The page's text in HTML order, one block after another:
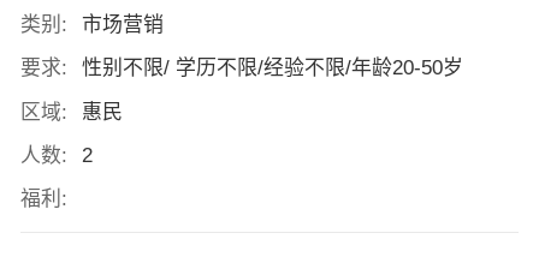
类别:
市场营销
要求:
性别不限/ 学历不限/经验不限/年龄20-50岁
区域:
惠民
人数:
2
福利: